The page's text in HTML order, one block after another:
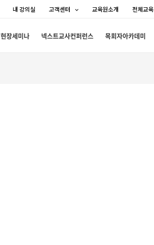
내 강의실 고객센터 교육원소개 전체교
현장세미나 넥스트교사컨퍼런스 목회자아카데미